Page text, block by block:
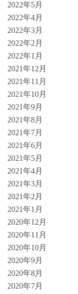
2022年5月
2022年4月
2022年3月
2022年2月
2022年1月
2021年12月
2021年11月
2021年10月
2021年9月
2021年8月
2021年7月
2021年6月
2021年5月
2021年4月
2021年3月
2021年2月
2021年1月
2020年12月
2020年11月
2020年10月
2020年9月
2020年8月
2020年7月